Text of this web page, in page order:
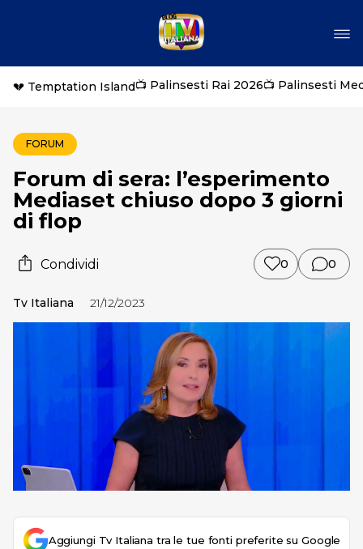
💔 Temptation Island📺 Palinsesti Rai 2026📺 Palinsesti
FORUM
Forum di sera: l’esperimento
Mediaset chiuso dopo 3 giorni
di flop
Condividi 0 0
Tv Italiana 21/12/2023
Aggiungi Tv Italiana tra le tue fonti preferite su Google